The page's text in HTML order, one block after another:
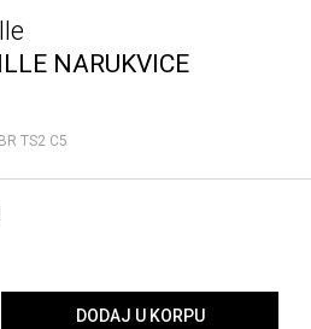
NARUKVICE
TS2 C5
DODAJ U KORPU